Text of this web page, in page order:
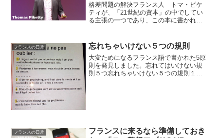
格差問題の解決フランス人 トマ・ピケ
ティが、「21世紀の資本」の中でしてい
る主張の一つであり、この本に書かれて
しては異例の大ヒットを飛ばし、日本で
も12月にみすず書...
フランスの日常 忘れちゃいけない５つの規則
大変ためになるフランス語で書かれた5原
則を発見しました。忘れてはいけない規
則５つ忘れちゃいけない５つの規則１・
フランスの日常
フランスに来るなら準備しておき